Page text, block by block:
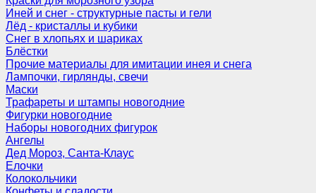
Иней и снег - структурные пасты и гели
Лёд - кристаллы и кубики
Снег в хлопьях и шариках
Блёстки
Прочие материалы для имитации инея и снега
Лампочки, гирлянды, свечи
Маски
Трафареты и штампы новогодние
Фигурки новогодние
Наборы новогодних фигурок
Ангелы
Дед Мороз, Санта-Клаус
Елочки
Колокольчики